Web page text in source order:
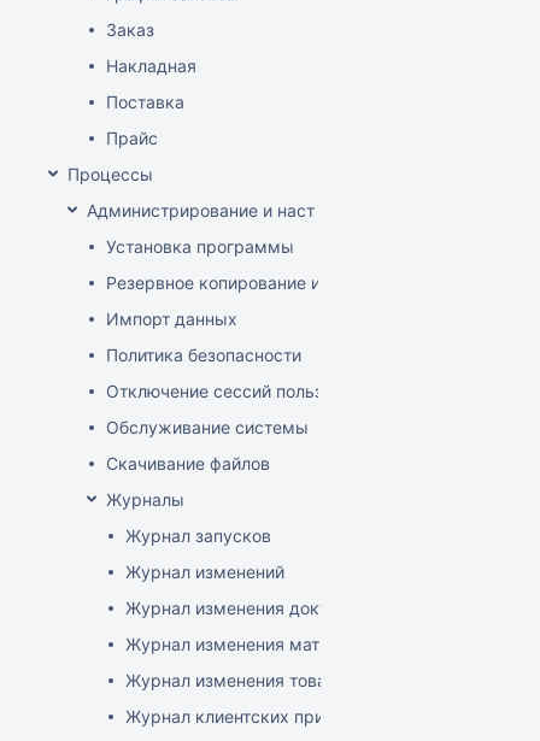
Заказ
Накладная
Поставка
Прайс
Процессы
Администрирование и настройка
Установка программы
Резервное копирование и восстановление базы
Импорт данных
Политика безопасности
Отключение сессий пользователя
Обслуживание системы
Скачивание файлов
Журналы
Журнал запусков
Журнал изменений
Журнал изменения документов
Журнал изменения матриц
Журнал изменения товаров
Журнал клиентских приложений